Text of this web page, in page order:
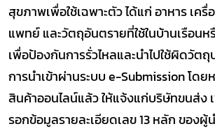
สุขภาพเพื่อใช้เฉพาะตัว ได้แก่ อาหาร เครื่
แพทย์ และวัตถุอันตรายที่ใช้ในบ้านเรือน
เพื่อป้องกันการรั่วไหลและนำไปใช้ผิดวัต
การนำเข้าผ่านระบบe-Submissionโดย
สินค้าออนไลน์แล้ว ให้แจ้งแก่บริษัทขนส่ง
รอกข้อมูลรายละเอียดเลข 13 หลัก ของผู้น